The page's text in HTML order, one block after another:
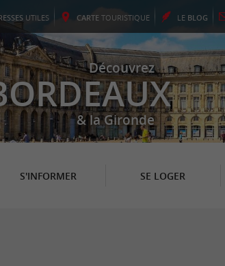
UTILES CARTE TOURISTIQUE LE BLOG
Découvrez
& la Gironde
S'INFORMER SE LOGER